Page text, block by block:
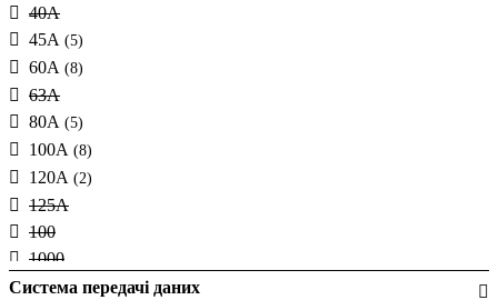
40А
45А (5)
60А (8)
63А
80А (5)
100А (8)
120А (2)
125А
100
1000
1500
Система передачі даних